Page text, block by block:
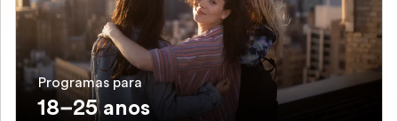
Programas para
18–25 anos